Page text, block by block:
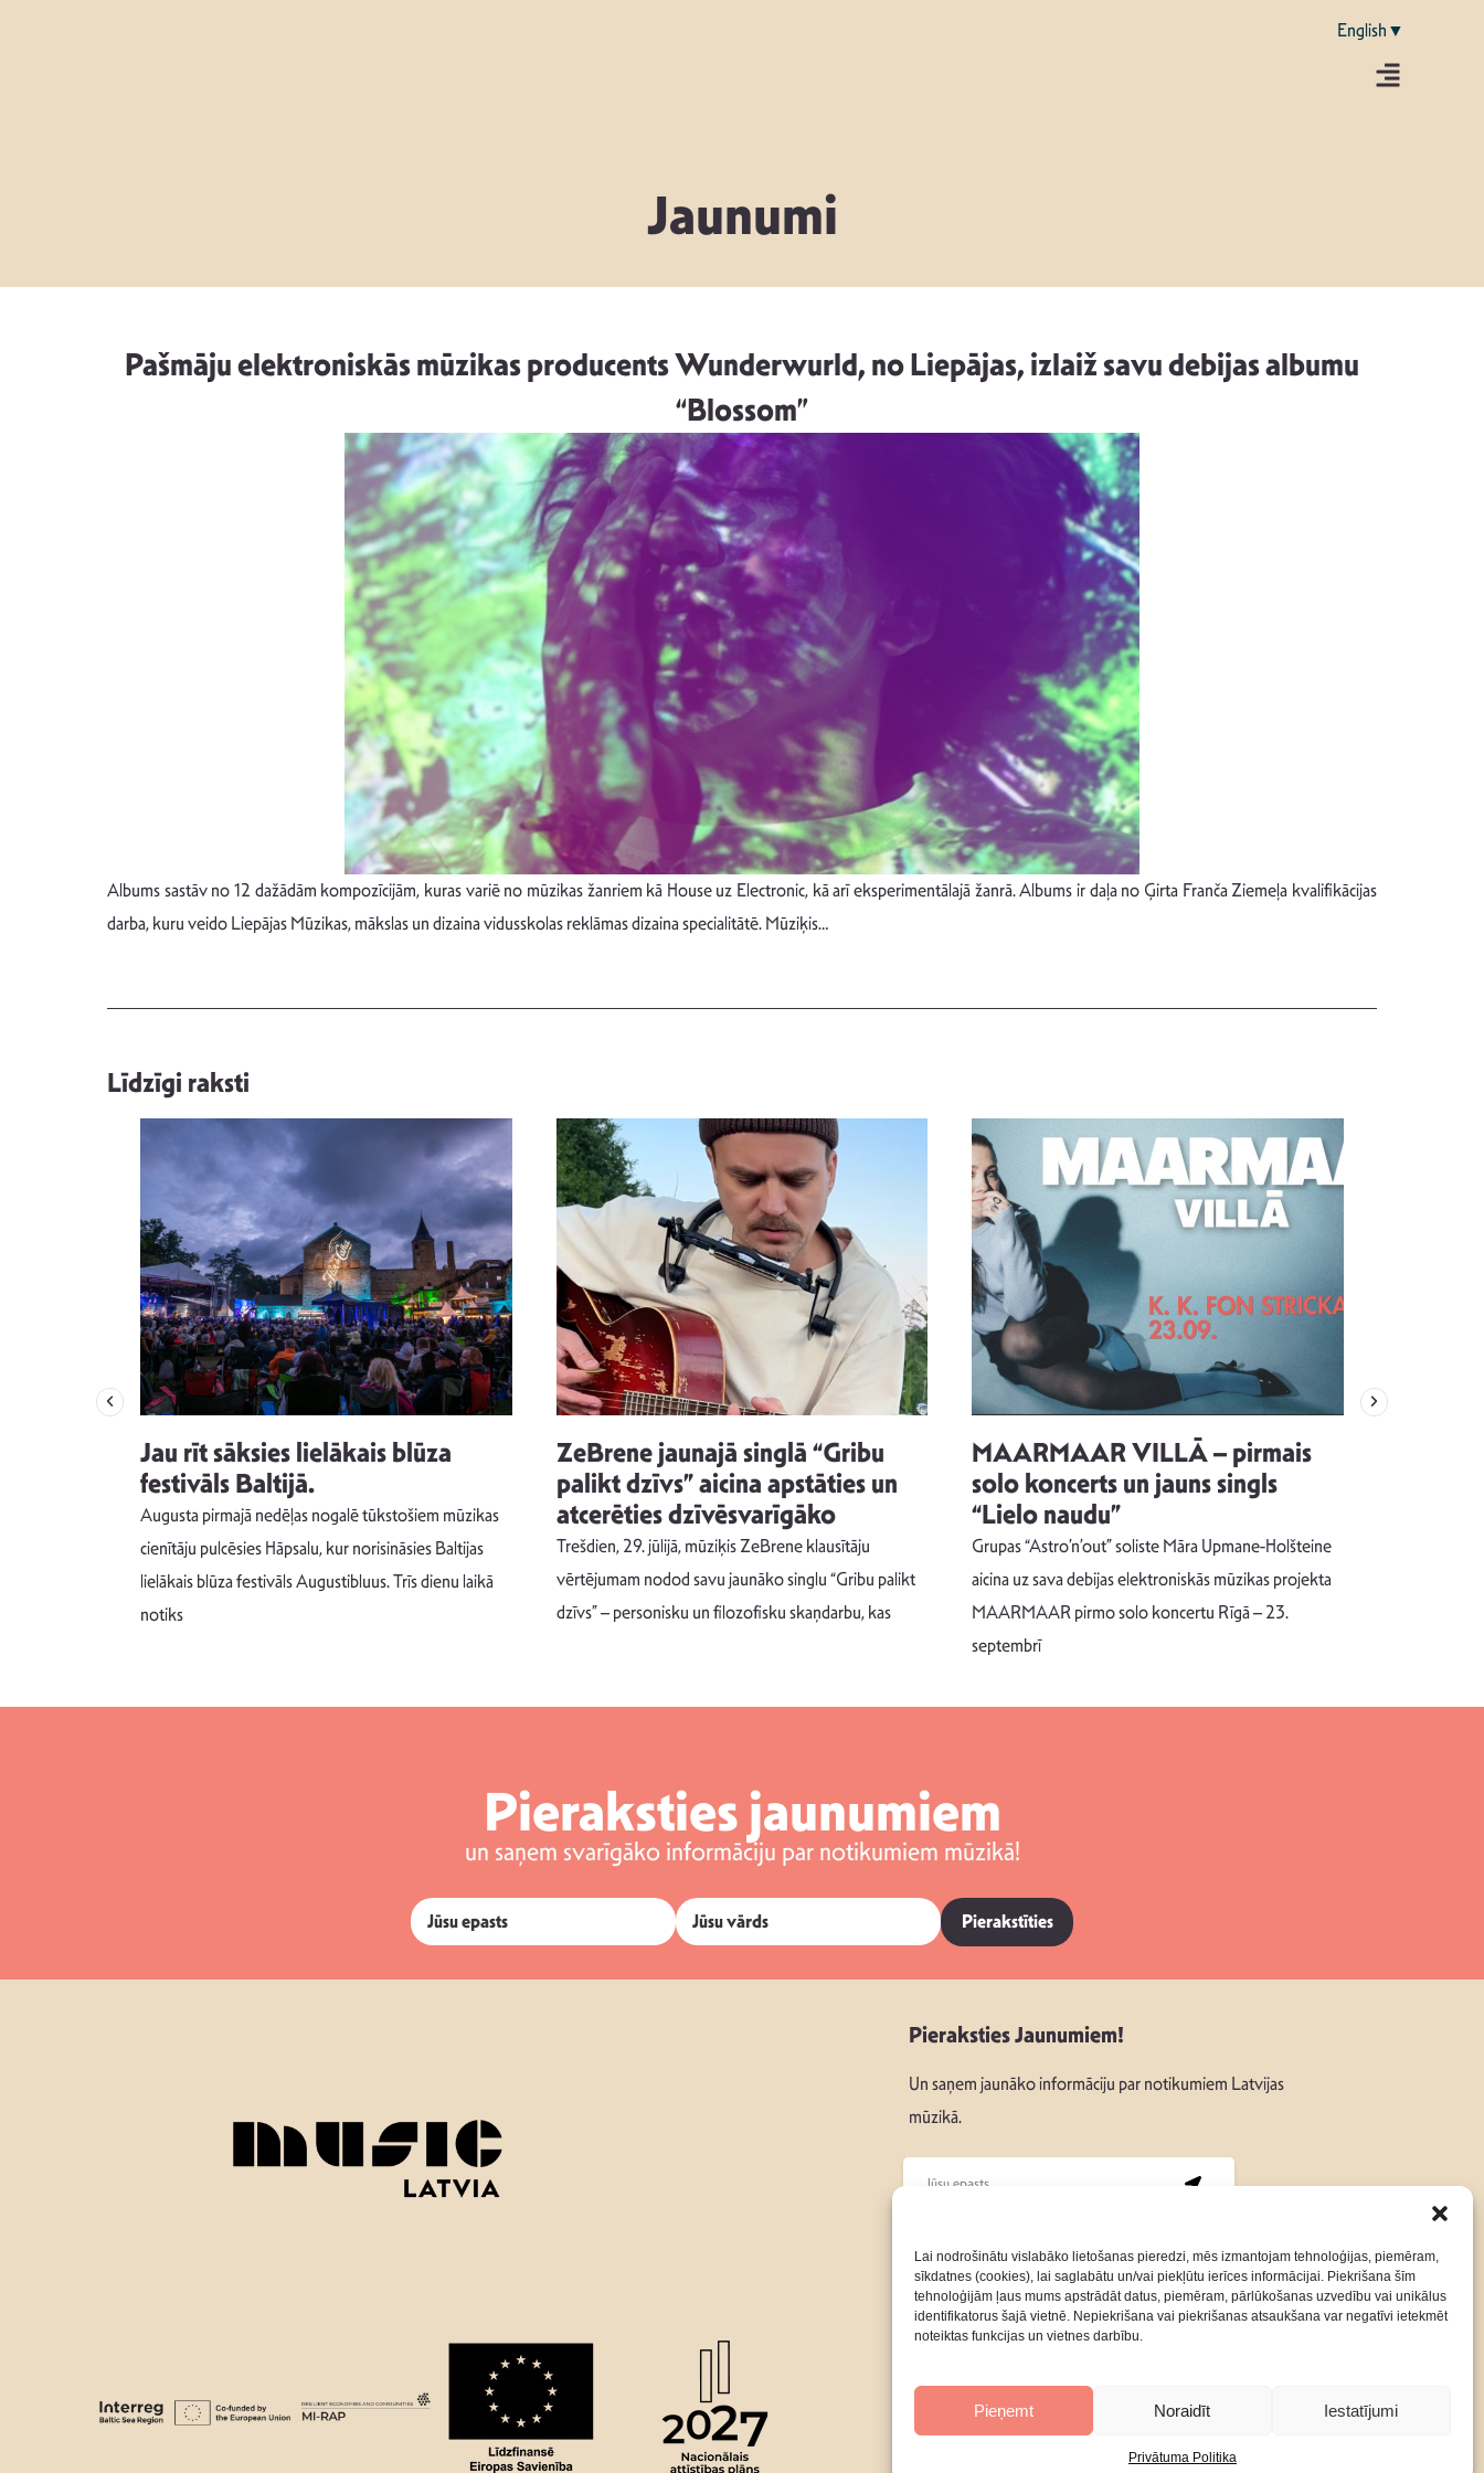
Lai nodrošinātu vislabāko lietošanas pieredzi, mēs izmantojam tehnoloģijas, piemēram,
sīkdatnes (cookies), lai saglabātu un/vai piekļūtu ierīces informācijai. Piekrišana šīm
tehnoloģijām ļaus mums apstrādāt datus, piemēram, pārlūkošanas uzvedību vai unikālus
identifikatorus šajā vietnē. Nepiekrišana vai piekrišanas atsaukšana var negatīvi ietekmēt
noteiktas funkcijas un vietnes darbību.
Pieņemt Noraidīt Iestatījumi
Privātuma Politika
English▼
Jaunumi
Pašmāju elektroniskās mūzikas producents Wunderwurld, no Liepājas, izlaiž savu debijas albumu
“Blossom”
Albums sastāv no 12 dažādām kompozīcijām, kuras variē no mūzikas žanriem kā House uz Electronic, kā arī eksperimentālajā žanrā. Albums ir daļa no Ģirta Franča Ziemeļa kvalifikācijas
darba, kuru veido Liepājas Mūzikas, mākslas un dizaina vidusskolas reklāmas dizaina specialitātē. Mūziķis…
Līdzīgi raksti
Jau rīt sāksies lielākais blūza
festivāls Baltijā.
Augusta pirmajā nedēļas nogalē tūkstošiem mūzikas
cienītāju pulcēsies Hāpsalu, kur norisināsies Baltijas
lielākais blūza festivāls Augustibluus. Trīs dienu laikā
notiks
ZeBrene jaunajā singlā “Gribu
palikt dzīvs” aicina apstāties un
atcerēties dzīvēsvarīgāko
Trešdien, 29. jūlijā, mūziķis ZeBrene klausītāju
vērtējumam nodod savu jaunāko singlu “Gribu palikt
dzīvs” – personisku un filozofisku skaņdarbu, kas
MAARMAAR VILLĀ – pirmais
solo koncerts un jauns singls
“Lielo naudu”
Grupas “Astro’n’out” soliste Māra Upmane-Holšteine
aicina uz sava debijas elektroniskās mūzikas projekta
MAARMAAR pirmo solo koncertu Rīgā – 23.
septembrī
Pieraksties jaunumiem
un saņem svarīgāko informāciju par notikumiem mūzikā!
Pierakstīties
Pieraksties Jaunumiem!
Un saņem jaunāko informāciju par notikumiem Latvijas
mūzikā.
Seko mums:
Par Mums Kontakti Privātuma Politika